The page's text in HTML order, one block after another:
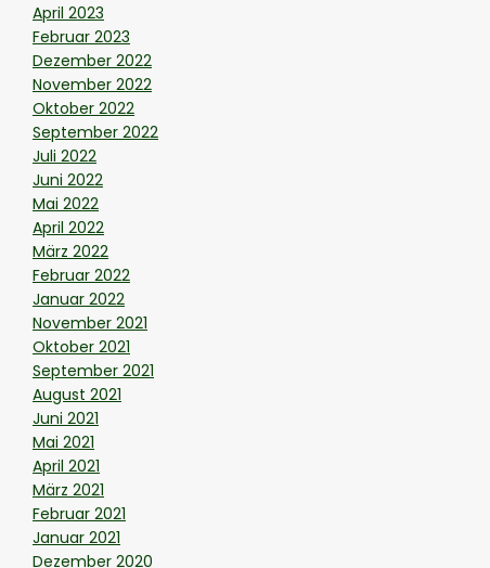
April 2023
Februar 2023
Dezember 2022
November 2022
Oktober 2022
September 2022
Juli 2022
Juni 2022
Mai 2022
April 2022
März 2022
Februar 2022
Januar 2022
November 2021
Oktober 2021
September 2021
August 2021
Juni 2021
Mai 2021
April 2021
März 2021
Februar 2021
Januar 2021
Dezember 2020